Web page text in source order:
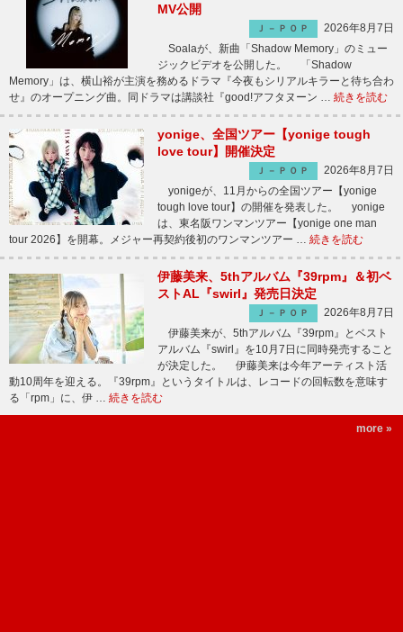
MV公開
Ｊ－ＰＯＰ
2026年8月7日
Soalaが、新曲「Shadow Memory」のミュー
ジックビデオを公開した。 「Shadow
Memory」は、横山裕が主演を務めるドラマ『今夜もシリアルキラーと待ち合わ
せ』のオープニング曲。同ドラマは講談社『good!アフタヌーン … 続きを読む
yonige、全国ツアー【yonige tough
love tour】開催決定
Ｊ－ＰＯＰ
2026年8月7日
yonigeが、11月からの全国ツアー【yonige
tough love tour】の開催を発表した。 yonige
は、東名阪ワンマンツアー【yonige one man
tour 2026】を開幕。メジャー再契約後初のワンマンツアー … 続きを読む
伊藤美来、5thアルバム『39rpm』＆初ベ
ストAL『swirl』発売日決定
Ｊ－ＰＯＰ
2026年8月7日
伊藤美来が、5thアルバム『39rpm』とベスト
アルバム『swirl』を10月7日に同時発売すること
が決定した。 伊藤美来は今年アーティスト活
動10周年を迎える。『39rpm』というタイトルは、レコードの回転数を意味す
る「rpm」に、伊 … 続きを読む
more »